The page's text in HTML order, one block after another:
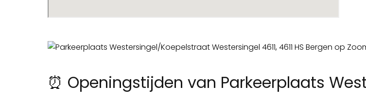
⏰ Openingstijden van Parkeerplaats